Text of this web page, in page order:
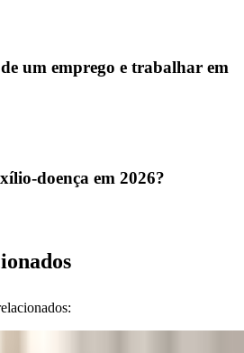
um emprego e trabalhar em
doença em 2026?